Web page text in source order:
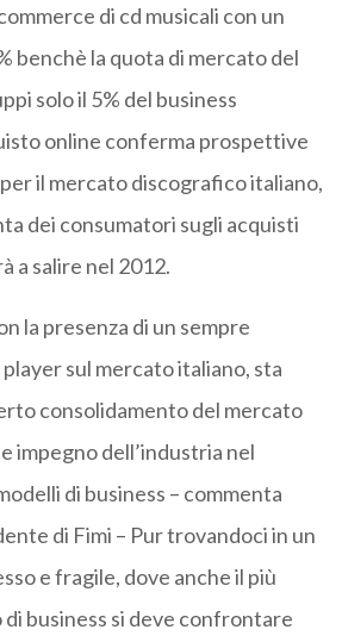
di cd musicali con un
benchè la quota di mercato del
solo il 5% del business
online conferma prospettive
il mercato discografico italiano,
dei consumatori sugli acquisti
a salire nel 2012.
la presenza di un sempre
sul mercato italiano, sta
consolidamento del mercato
impegno dell’industria nel
di business – commenta
di Fimi – Pur trovandoci in un
e fragile, dove anche il più
business si deve confrontare